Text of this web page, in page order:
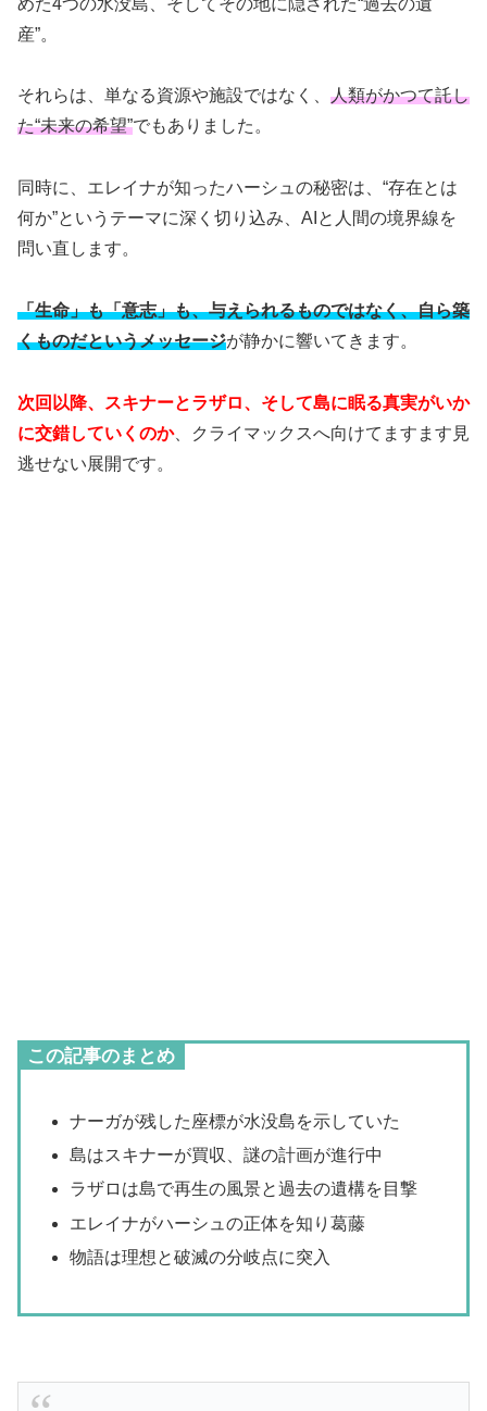
産”。
それらは、単なる資源や施設ではなく、 人類がかつて託し
た“未来の希望”でもありました。
同時に、エレイナが知ったハーシュの秘密は、“存在とは
何か”というテーマに深く切り込み、AIと人間の境界線を
問い直します。
「生命」も「意志」も、与えられるものではなく、自ら築
くものだというメッセージが静かに響いてきます。
次回以降、スキナーとラザロ、そして島に眠る真実がいか
に交錯していくのか、クライマックスへ向けてますます見
逃せない展開です。
この記事のまとめ
ナーガが残した座標が水没島を示していた
島はスキナーが買収、謎の計画が進行中
ラザロは島で再生の風景と過去の遺構を目撃
エレイナがハーシュの正体を知り葛藤
物語は理想と破滅の分岐点に突入